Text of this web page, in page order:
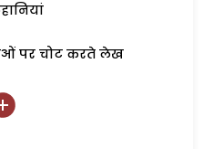
पर चोट करते लेख